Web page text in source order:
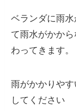
ベランダに雨
て雨水がかか
わってきます。
雨がかかりや
してください